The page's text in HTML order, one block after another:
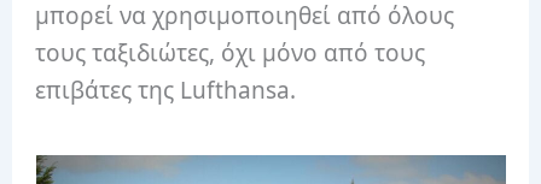
μπορεί να χρησιμοποιηθεί από όλους
τους ταξιδιώτες, όχι μόνο από τους
επιβάτες της Lufthansa.